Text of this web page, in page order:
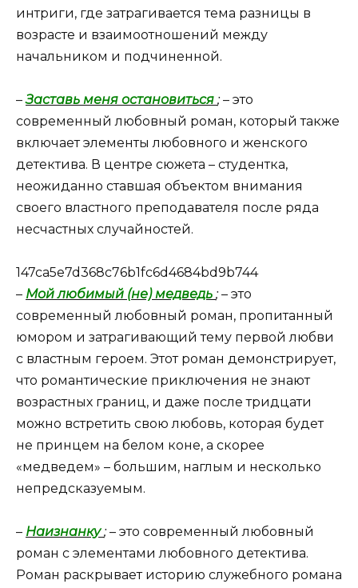
интриги, где затрагивается тема разницы в
возрасте и взаимоотношений между
начальником и подчиненной.
–Заставь меня остановиться ;– это
современный любовный роман, который также
включает элементы любовного и женского
детектива. В центре сюжета – студентка,
неожиданно ставшая объектом внимания
своего властного преподавателя после ряда
несчастных случайностей.
147ca5e7d368c76b1fc6d4684bd9b744
– Мой любимый (не) медведь ;– это
современный любовный роман, пропитанный
юмором и затрагивающий тему первой любви
с властным героем. Этот роман демонстрирует,
что романтические приключения не знают
возрастных границ, и даже после тридцати
можно встретить свою любовь, которая будет
не принцем на белом коне, а скорее
«медведем» – большим, наглым и несколько
непредсказуемым.
– Наизнанку;– это современный любовный
роман с элементами любовного детектива.
Роман раскрывает историю служебного романа